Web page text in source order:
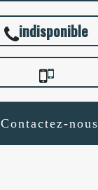
indisponible
Contactez-nous